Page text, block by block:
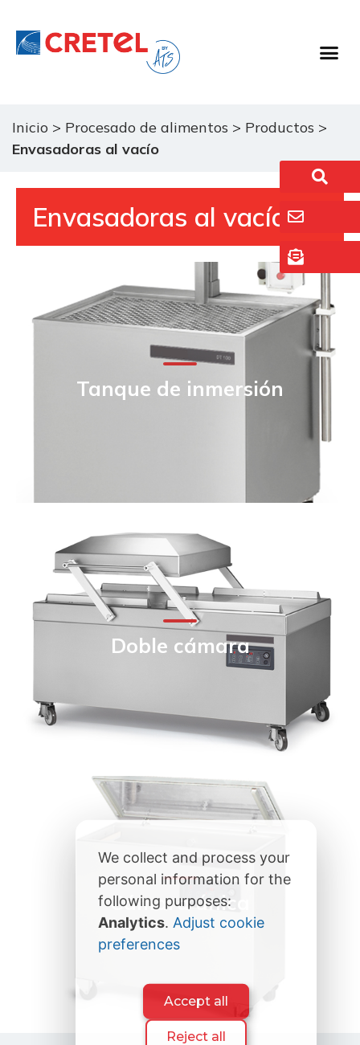
Inicio > Procesado de alimentos > Productos >
Envasadoras al vacío
Envasadoras al vacío
Tanque de inmersión
Doble cámara
Cámara única
We collect and process your
personal information for the
following purposes:
Analytics. Adjust cookie
preferences
Accept all
Reject all